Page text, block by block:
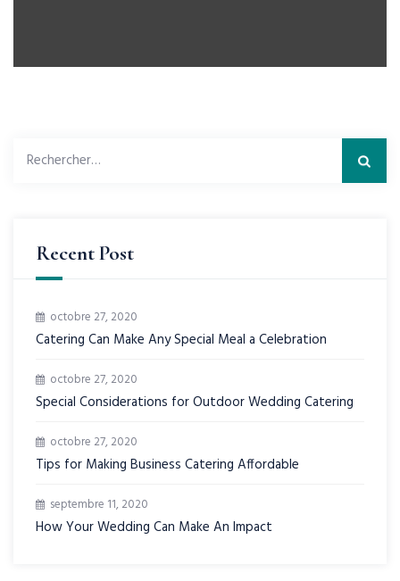
Rechercher :
Recent Post
octobre 27, 2020
Catering Can Make Any Special Meal a Celebration
octobre 27, 2020
Special Considerations for Outdoor Wedding Catering
octobre 27, 2020
Tips for Making Business Catering Affordable
septembre 11, 2020
How Your Wedding Can Make An Impact